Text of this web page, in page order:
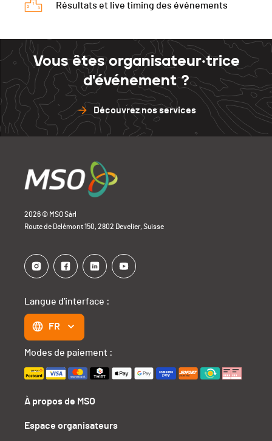
Résultats et live timing des événements
Vous êtes organisateur·trice
d'événement ?
Découvrez nos services
2026 © MSO Sàrl
Route de Delémont 150, 2802 Develier, Suisse
À propos de MSO
Espace organisateurs
Langue d'interface :
FR
Modes de paiement :